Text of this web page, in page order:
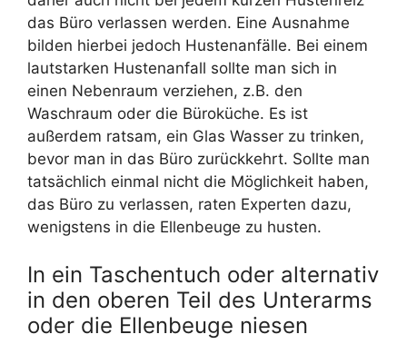
das Büro verlassen werden. Eine Ausnahme
bilden hierbei jedoch Hustenanfälle. Bei einem
lautstarken Hustenanfall sollte man sich in
einen Nebenraum verziehen, z.B. den
Waschraum oder die Büroküche. Es ist
außerdem ratsam, ein Glas Wasser zu trinken,
bevor man in das Büro zurückkehrt. Sollte man
tatsächlich einmal nicht die Möglichkeit haben,
das Büro zu verlassen, raten Experten dazu,
wenigstens in die Ellenbeuge zu husten.
In ein Taschentuch oder alternativ
in den oberen Teil des Unterarms
oder die Ellenbeuge niesen